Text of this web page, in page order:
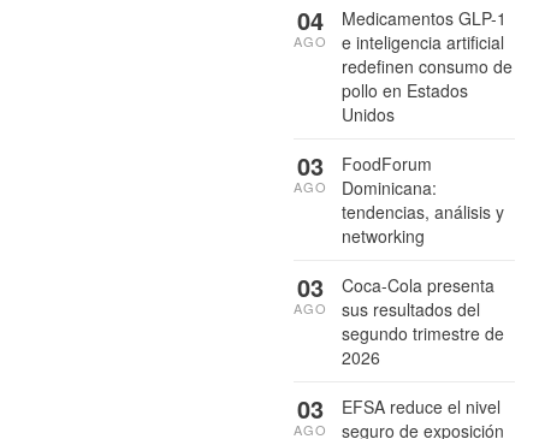
Medicamentos GLP-1
e inteligencia artificial
redefinen consumo de
pollo en Estados
Unidos
04
AGO
FoodForum
Dominicana:
tendencias, análisis y
networking
03
AGO
Coca-Cola presenta
sus resultados del
segundo trimestre de
2026
03
AGO
EFSA reduce el nivel
seguro de exposición
03
AGO